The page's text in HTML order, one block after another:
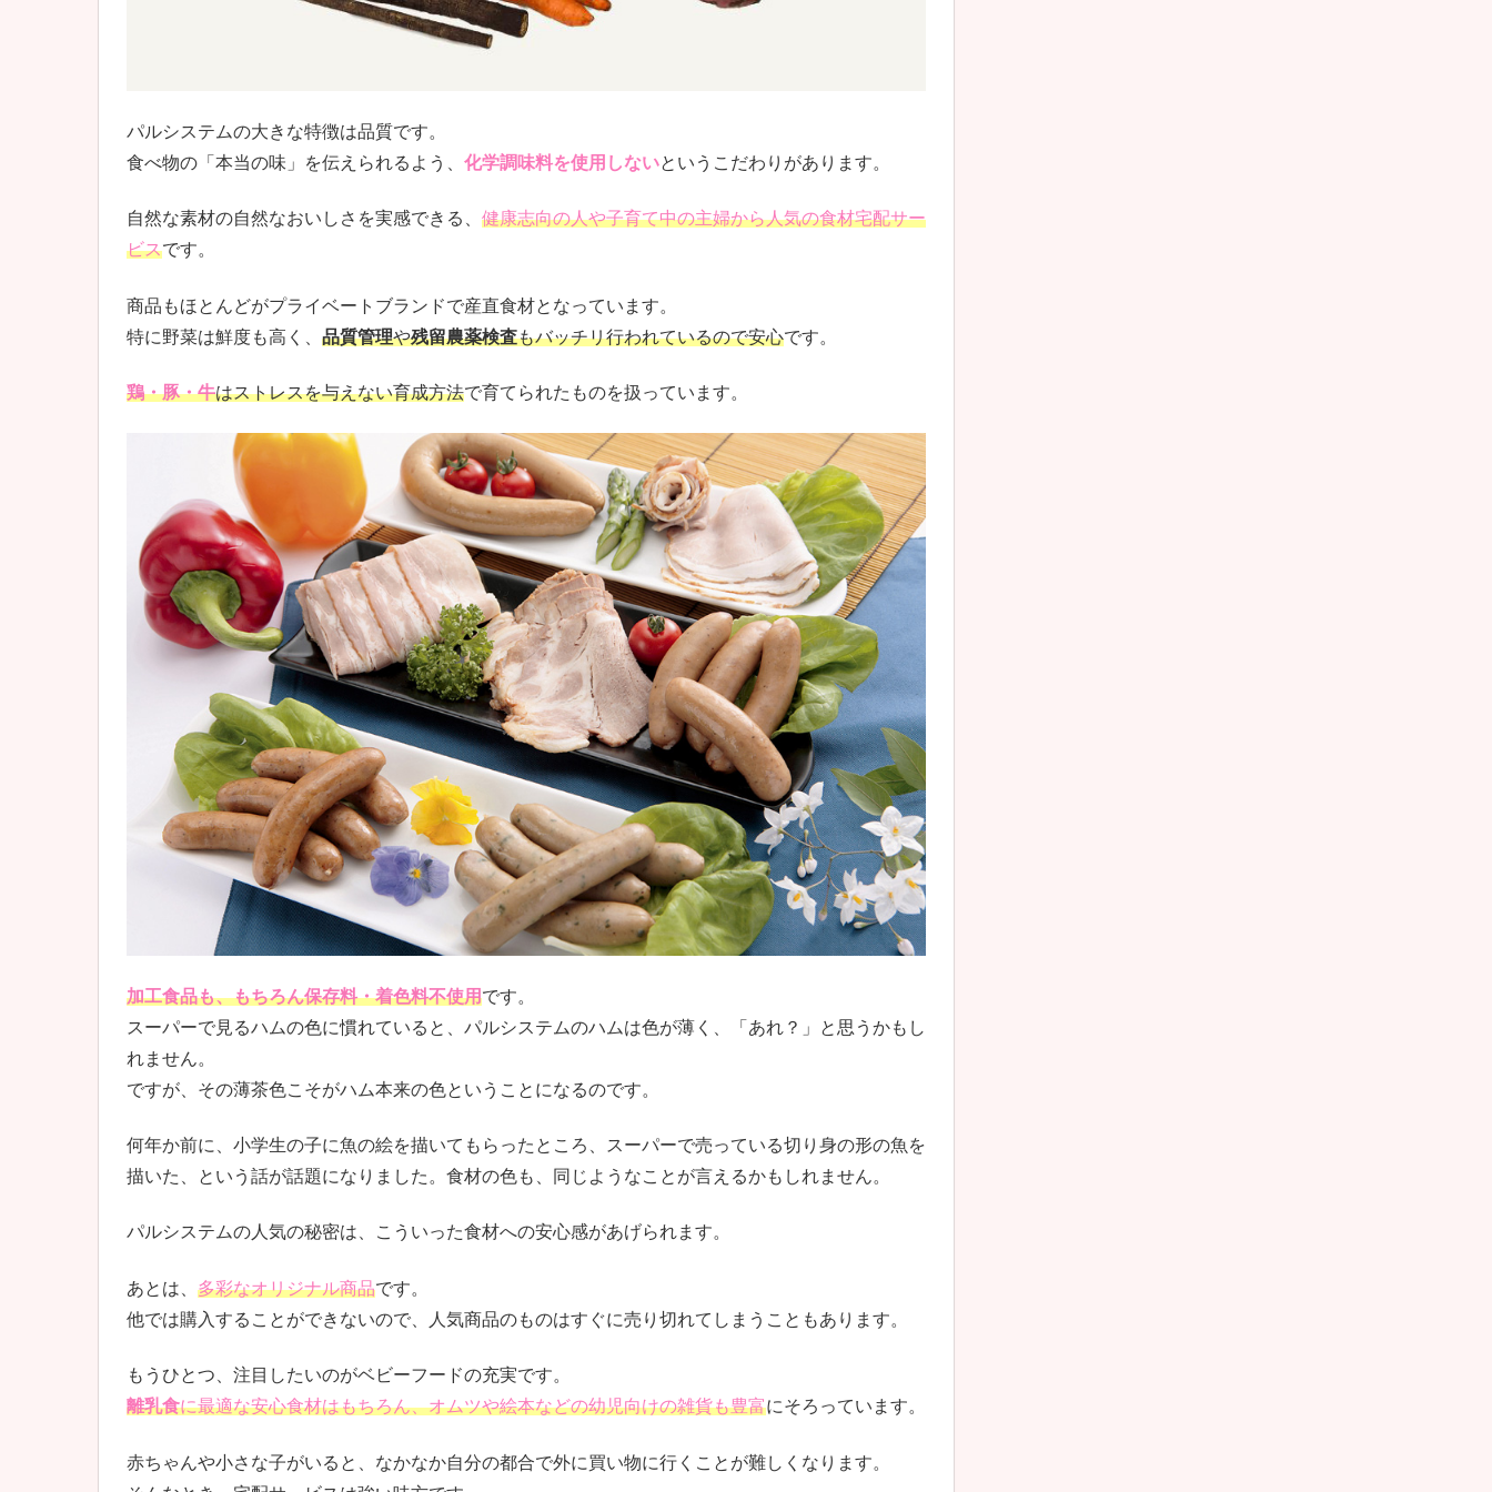
パルシステムの大きな特徴は品質です。
食べ物の「本当の味」を伝えられるよう、 化学調味料を使用しないというこだわりがあります。
自然な素材の自然なおいしさを実感できる、 健康志向の人や子育て中の主婦から人気の食材宅配サー
ビスです。
商品もほとんどがプライベートブランドで産直食材となっています。
特に野菜は鮮度も高く、 品質管理や残留農薬検査もバッチリ行われているので安心です。
鶏・豚・牛はストレスを与えない育成方法で育てられたものを扱っています。
加工食品も、もちろん保存料・着色料不使用です。
スーパーで見るハムの色に慣れていると、パルシステムのハムは色が薄く、「あれ？」と思うかもし
れません。
ですが、その薄茶色こそがハム本来の色ということになるのです。
何年か前に、小学生の子に魚の絵を描いてもらったところ、スーパーで売っている切り身の形の魚を
描いた、という話が話題になりました。食材の色も、同じようなことが言えるかもしれません。
パルシステムの人気の秘密は、こういった食材への安心感があげられます。
あとは、 多彩なオリジナル商品です。
他では購入することができないので、人気商品のものはすぐに売り切れてしまうこともあります。
もうひとつ、注目したいのがベビーフードの充実です。
離乳食に最適な安心食材はもちろん、オムツや絵本などの幼児向けの雑貨も豊富にそろっています。
赤ちゃんや小さな子がいると、なかなか自分の都合で外に買い物に行くことが難しくなります。